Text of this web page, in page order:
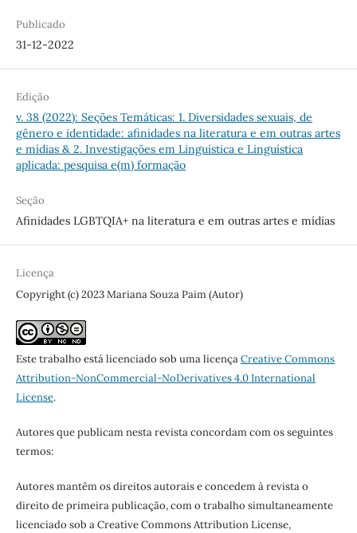
Publicado
31-12-2022
Edição
v. 38 (2022): Seções Temáticas: 1. Diversidades sexuais, de
gênero e identidade: afinidades na literatura e em outras artes
e mídias & 2. Investigações em Linguística e Linguística
aplicada: pesquisa e(m) formação
Seção
Afinidades LGBTQIA+ na literatura e em outras artes e mídias
Licença
Copyright (c) 2023 Mariana Souza Paim (Autor)
Este trabalho está licenciado sob uma licençaCreative Commons
Attribution-NonCommercial-NoDerivatives 4.0 International
License.
Autores que publicam nesta revista concordam com os seguintes
termos:
Autores mantêm os direitos autorais e concedem à revista o
direito de primeira publicação, com o trabalho simultaneamente
licenciado sob a Creative Commons Attribution License,